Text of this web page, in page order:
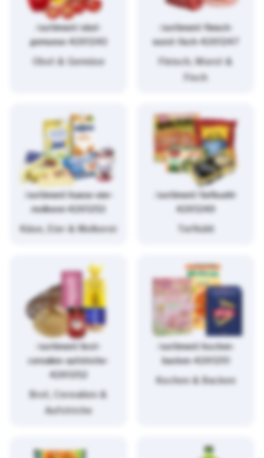
/sortiment/obst-
gemuese-4261243
Obst & Gemüse
/sortiment/fleisch-
wurst-fisch-4261247
Fleisch, Wurst &
Fisch
/sortiment/kaese-eier-
molkerei-4261253
Käse, Eier & Molkerei
/sortiment/tiefkuehl-
4261249
Tiefkühl
/sortiment/brot-
cerealien-aufstriche-
4261252
Brot, Cerealien &
Aufstriche
/sortiment/kochen-
backen-4261251
Kochen & Backen